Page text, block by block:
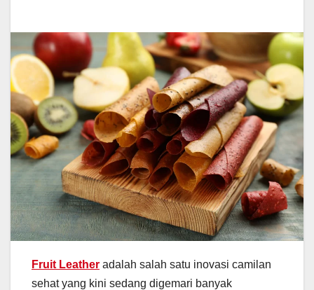
Fruit Leather adalah salah satu inovasi camilan
sehat yang kini sedang digemari banyak